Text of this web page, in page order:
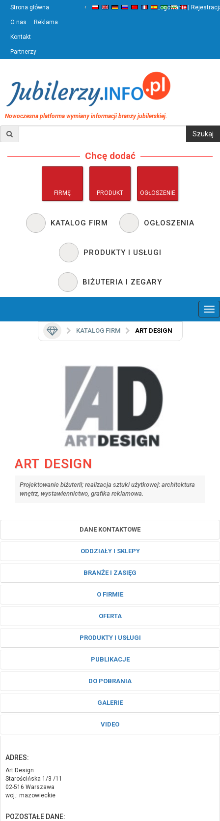
Strona główna
O nas Reklama
Kontakt
Partnerzy
‹ ›
Logowanie |
Nowoczesna platforma wymiany informacji branży jubilerskiej.
Chcę dodać
FIRMĘ PRODUKT OGŁOSZENIE
KATALOG FIRM OGŁOSZENIA
PRODUKTY I USŁUGI
BIŻUTERIA I ZEGARY
KATALOG FIRM ART DESIGN
ART DESIGN
Projektowanie biżuterii; realizacja sztuki użytkowej: architektura
wnętrz, wystawiennictwo, grafika reklamowa.
DANE KONTAKTOWE
ODDZIAŁY I SKLEPY
BRANŻE I ZASIĘG
O FIRMIE
OFERTA
PRODUKTY I USŁUGI
PUBLIKACJE
DO POBRANIA
GALERIE
VIDEO
ADRES:
Art Design
Starościńska 1/3 /11
02-516 Warszawa
woj.: mazowieckie
POZOSTAŁE DANE: